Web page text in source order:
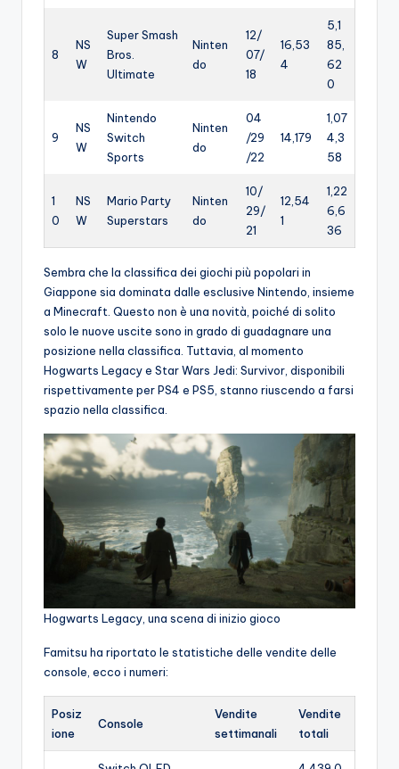
8
NS
W
Super Smash
Bros.
Ultimate
Ninten
do
12/
07/
18
16,53
4
5,1
85,
62
0
9
NS
W
Nintendo
Switch
Sports
Ninten
do
04
/29
/22
14,179
1,07
4,3
58
1
0
NS
W
Mario Party
Superstars
Ninten
do
10/
29/
21
12,54
1
1,22
6,6
36
Sembra che la classifica dei giochi più popolari in
Giappone sia dominata dalle esclusive Nintendo, insieme
a Minecraft. Questo non è una novità, poiché di solito
solo le nuove uscite sono in grado di guadagnare una
posizione nella classifica. Tuttavia, al momento
Hogwarts Legacy e Star Wars Jedi: Survivor, disponibili
rispettivamente per PS4 e PS5, stanno riuscendo a farsi
spazio nella classifica.
Hogwarts Legacy, una scena di inizio gioco
Famitsu ha riportato le statistiche delle vendite delle
console, ecco i numeri:
Posiz
ione
Console
Vendite
settimanali
Vendite
totali